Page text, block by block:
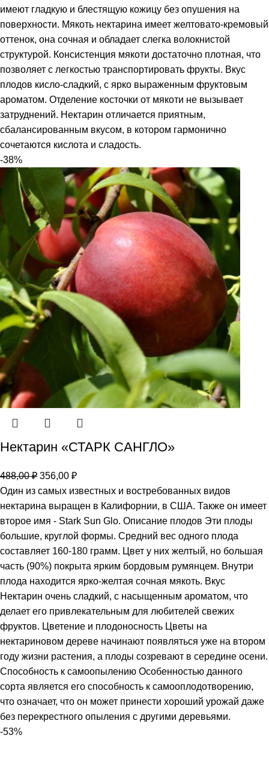
имеют гладкую и блестящую кожицу без опушения на
поверхности. Мякоть нектарина имеет желтовато-кремовый
оттенок, она сочная и обладает слегка волокнистой
структурой. Консистенция мякоти достаточно плотная, что
позволяет с легкостью транспортировать фрукты. Вкус
плодов кисло-сладкий, с ярко выраженным фруктовым
ароматом. Отделение косточки от мякоти не вызывает
затруднений. Нектарин отличается приятным,
сбалансированным вкусом, в котором гармонично
сочетаются кислота и сладость.
-38%
Нектарин «СТАРК САНГЛО»
488,00₽ 356,00 ₽
Один из самых известных и востребованных видов
нектарина выращен в Калифорнии, в США. Также он имеет
второе имя - Stark Sun Glo. Описание плодов Эти плоды
большие, круглой формы. Средний вес одного плода
составляет 160-180 грамм. Цвет у них желтый, но большая
часть (90%) покрыта ярким бордовым румянцем. Внутри
плода находится ярко-желтая сочная мякоть. Вкус
Нектарин очень сладкий, с насыщенным ароматом, что
делает его привлекательным для любителей свежих
фруктов. Цветение и плодоносность Цветы на
нектариновом дереве начинают появляться уже на втором
году жизни растения, а плоды созревают в середине осени.
Способность к самоопылению Особенностью данного
сорта является его способность к самооплодотворению,
что означает, что он может принести хороший урожай даже
без перекрестного опыления с другими деревьями.
-53%